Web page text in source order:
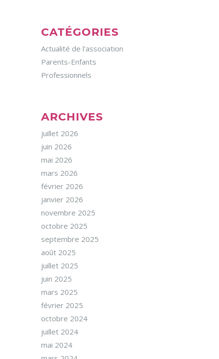
CATÉGORIES
Actualité de l'association
Parents-Enfants
Professionnels
ARCHIVES
juillet 2026
juin 2026
mai 2026
mars 2026
février 2026
janvier 2026
novembre 2025
octobre 2025
septembre 2025
août 2025
juillet 2025
juin 2025
mars 2025
février 2025
octobre 2024
juillet 2024
mai 2024